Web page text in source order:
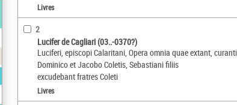
Livres
2
Lucifer de Cagliari (03..-0370?)
Luciferi, episcopi Calaritani, Opera omnia quae extant,
Dominico et Jacobo Coletis, Sebastiani filiis
excudebant fratres Coleti
Livres